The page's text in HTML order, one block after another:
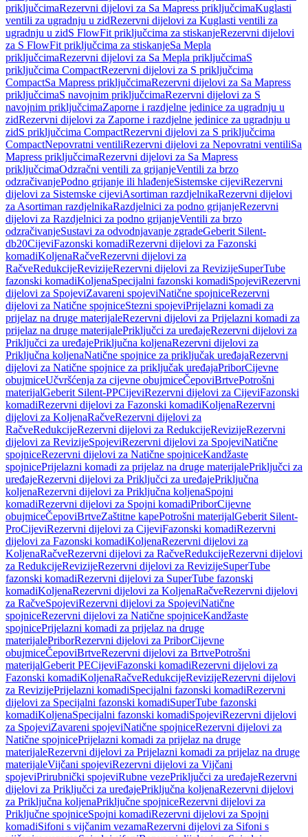
priključcimaRezervni dijelovi za Sa Mapress priključcimaKuglasti
ventili za ugradnju u zidRezervni dijelovi za Kuglasti ventili za
ugradnju u zidS FlowFit priključcima za stiskanjeRezervni dijelovi
za S FlowFit priključcima za stiskanjeSa Mepla
priključcimaRezervni dijelovi za Sa Mepla priključcimaS
priključcima CompactRezervni dijelovi za S priključcima
CompactSa Mapress priključcimaRezervni dijelovi za Sa Mapress
priključcimaS navojnim priključcimaRezervni dijelovi za S
navojnim priključcimaZaporne i razdjelne jedinice za ugradnju u
zidRezervni dijelovi za Zaporne i razdjelne jedinice za ugradnju u
zidS priključcima CompactRezervni dijelovi za S priključcima
CompactNepovratni ventiliRezervni dijelovi za Nepovratni ventiliSa
Mapress priključcimaRezervni dijelovi za Sa Mapress
priključcimaOdzračni ventili za grijanjeVentili za brzo
odzračivanjePodno grijanje ili hlađenjeSistemske cijeviRezervni
dijelovi za Sistemske cijeviAsortiman razdjelnikaRezervni dijelovi
za Asortiman razdjelnikaRazdjelnici za podno grijanjeRezervni
dijelovi za Razdjelnici za podno grijanjeVentili za brzo
odzračivanjeSustavi za odvodnjavanje zgradeGeberit Silent-
db20CijeviFazonski komadiRezervni dijelovi za Fazonski
komadiKoljenaRačveRezervni dijelovi za
RačveRedukcijeRevizijeRezervni dijelovi za RevizijeSuperTube
fazonski komadiKoljenaSpecijalni fazonski komadiSpojeviRezervni
dijelovi za SpojeviZavareni spojeviNatične spojniceRezervni
dijelovi za Natične spojniceStezni spojeviPrijelazni komadi za
prijelaz na druge materijaleRezervni dijelovi za Prijelazni komadi za
prijelaz na druge materijalePriključci za uređajeRezervni dijelovi za
Priključci za uređajePriključna koljenaRezervni dijelovi za
Priključna koljenaNatične spojnice za priključak uređajaRezervni
dijelovi za Natične spojnice za priključak uređajaPriborCijevne
obujmiceUčvršćenja za cijevne obujmiceČepoviBrtvePotrošni
materijalGeberit Silent-PPCijeviRezervni dijelovi za CijeviFazonski
komadiRezervni dijelovi za Fazonski komadiKoljenaRezervni
dijelovi za KoljenaRačveRezervni dijelovi za
RačveRedukcijeRezervni dijelovi za RedukcijeRevizijeRezervni
dijelovi za RevizijeSpojeviRezervni dijelovi za SpojeviNatične
spojniceRezervni dijelovi za Natične spojniceKandžaste
spojnicePrijelazni komadi za prijelaz na druge materijalePriključci za
uređajeRezervni dijelovi za Priključci za uređajePriključna
koljenaRezervni dijelovi za Priključna koljenaSpojni
komadiRezervni dijelovi za Spojni komadiPriborCijevne
obujmiceČepoviBrtveZaštitne kapePotrošni materijalGeberit Silent-
ProCijeviRezervni dijelovi za CijeviFazonski komadiRezervni
dijelovi za Fazonski komadiKoljenaRezervni dijelovi za
KoljenaRačveRezervni dijelovi za RačveRedukcijeRezervni dijelovi
za RedukcijeRevizijeRezervni dijelovi za RevizijeSuperTube
fazonski komadiRezervni dijelovi za SuperTube fazonski
komadiKoljenaRezervni dijelovi za KoljenaRačveRezervni dijelovi
za RačveSpojeviRezervni dijelovi za SpojeviNatične
spojniceRezervni dijelovi za Natične spojniceKandžaste
spojnicePrijelazni komadi za prijelaz na druge
materijalePriborRezervni dijelovi za PriborCijevne
obujmiceČepoviBrtveRezervni dijelovi za BrtvePotrošni
materijalGeberit PECijeviFazonski komadiRezervni dijelovi za
Fazonski komadiKoljenaRačveRedukcijeRevizijeRezervni dijelovi
za RevizijePrijelazni komadiSpecijalni fazonski komadiRezervni
dijelovi za Specijalni fazonski komadiSuperTube fazonski
komadiKoljenaSpecijalni fazonski komadiSpojeviRezervni dijelovi
za SpojeviZavareni spojeviNatične spojniceRezervni dijelovi za
Natične spojnicePrijelazni komadi za prijelaz na druge
materijaleRezervni dijelovi za Prijelazni komadi za prijelaz na druge
materijaleVijčani spojeviRezervni dijelovi za Vijčani
spojeviPrirubnički spojeviRubne vezePriključci za uređajeRezervni
dijelovi za Priključci za uređajePriključna koljenaRezervni dijelovi
za Priključna koljenaPriključne spojniceRezervni dijelovi za
Priključne spojniceSpojni komadiRezervni dijelovi za Spojni
komadiSifoni s vijčanim vezamaRezervni dijelovi za Sifoni s